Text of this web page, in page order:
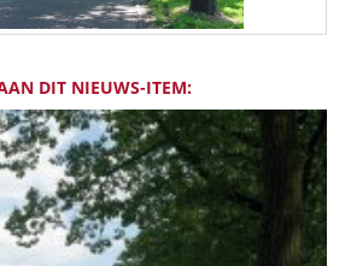
DIT NIEUWS-ITEM: